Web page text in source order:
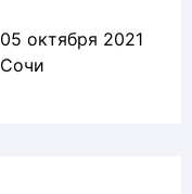
05 октября 2021
Сочи